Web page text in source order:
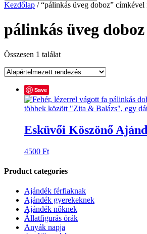
Kezdőlap / “pálinkás üveg doboz”
pálinkás üveg doboz
Összesen 1 találat
Save
Esküvői Köszönő
4500 Ft
Product categories
Ajándék férfiaknak
Ajándék gyerekeknek
Ajándék nőknek
Állatfigurás órák
Anyák napja